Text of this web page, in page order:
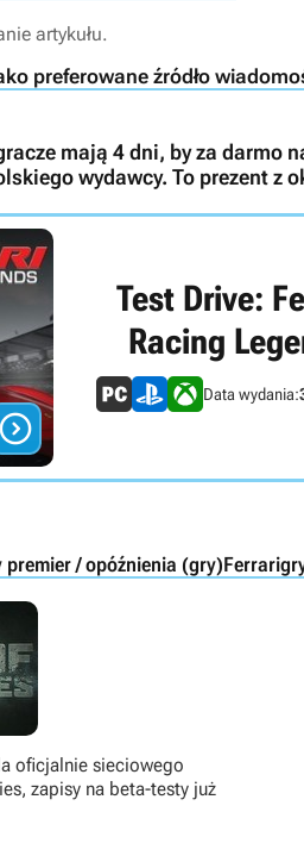
artykułu.
preferowane źródło
mają 4 dni, by za darmo
wydawcy. To prezent z

Test Drive:
Racing
Data wydania:
premier / opóźnienia (gry)Ferrari
oficjalnie sieciowego
zapisy na beta-testy już